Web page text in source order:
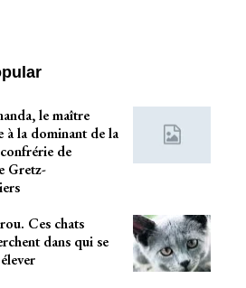
le maître
à la dominant de la
de
Gretz-
Ces chats
dans qui se